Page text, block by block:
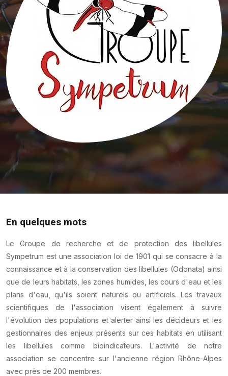
En quelques mots
Le Groupe de recherche et de protection des libellules
Sympetrum est une association loi de 1901 qui se consacre à la
connaissance et à la conservation des libellules (Odonata) ainsi
que de leurs habitats, les zones humides, les cours d'eau et les
plans d'eau, qu'ils soient naturels ou artificiels. Les travaux
scientifiques de l'association visent également à suivre
l'évolution des populations et alerter ainsi les décideurs et les
gestionnaires des enjeux présents sur ces habitats en utilisant
les libellules comme bioindicateurs. L'activité de notre
association se concentre sur l'ancienne région Rhône-Alpes
avec près de 200 membres.